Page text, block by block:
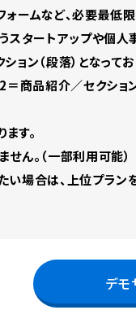
ームなど、必要最低
スタートアップや個人
ン（段落）となってお
＝商品紹介／セクシ
す。
ん。（一部利用可能）
場合は、上位プラン
デモ